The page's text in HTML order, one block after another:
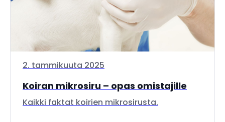
2. tammikuuta 2025
Koiran mikrosiru – opas omistajille
Kaikki faktat koirien mikrosirusta.